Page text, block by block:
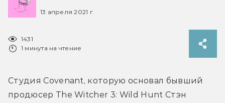
13 апреля 2021 г.
1431
1 минута на чтение
Студия Covenant, которую основал бывший
продюсер The Witcher 3: Wild Hunt Стэн